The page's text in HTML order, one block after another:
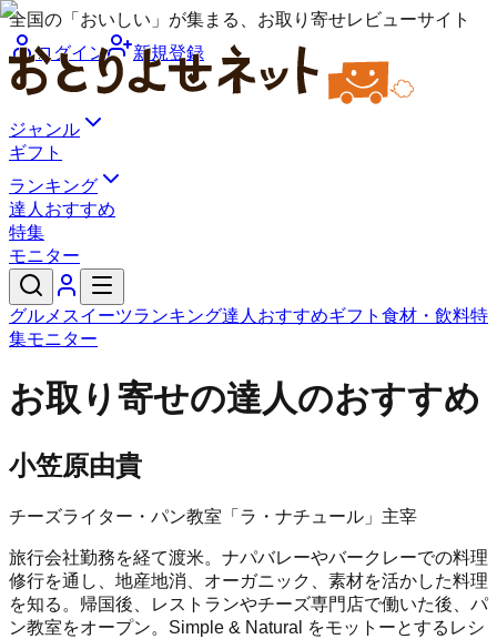
全国の「おいしい」が集まる、お取り寄せレビューサイト
ログイン
新規登録
ジャンル
ギフト
ランキング
達人おすすめ
特集
モニター
グルメ スイーツランキング達人おすすめギフト 食材・飲料特
集モニター
お取り寄せの達人のおすすめ
小笠原由貴
チーズライター・パン教室「ラ・ナチュール」主宰
旅行会社勤務を経て渡米。ナパバレーやバークレーでの料理
修行を通し、地産地消、オーガニック、素材を活かした料理
を知る。帰国後、レストランやチーズ専門店で働いた後、パ
ン教室をオープン。Simple & Natural をモットーとするレシ